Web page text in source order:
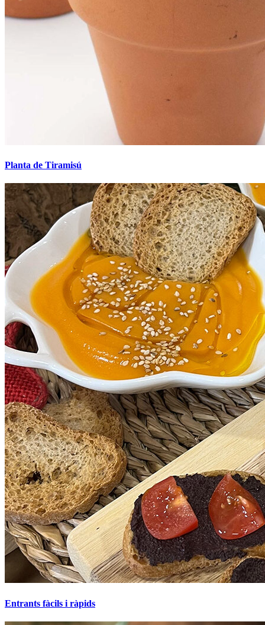
Planta de Tiramisú
Entrants fàcils i ràpids